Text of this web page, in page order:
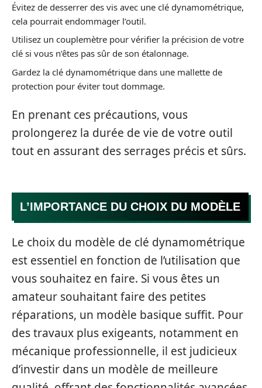
Évitez de desserrer des vis avec une clé dynamométrique,
cela pourrait endommager l’outil.
Utilisez un couplemètre pour vérifier la précision de votre
clé si vous n’êtes pas sûr de son étalonnage.
Gardez la clé dynamométrique dans une mallette de
protection pour éviter tout dommage.
En prenant ces précautions, vous
prolongerez la durée de vie de votre outil
tout en assurant des serrages précis et sûrs.
L’IMPORTANCE DU CHOIX DU MODÈLE
Le choix du modèle de clé dynamométrique
est essentiel en fonction de l’utilisation que
vous souhaitez en faire. Si vous êtes un
amateur souhaitant faire des petites
réparations, un modèle basique suffit. Pour
des travaux plus exigeants, notamment en
mécanique professionnelle, il est judicieux
d’investir dans un modèle de meilleure